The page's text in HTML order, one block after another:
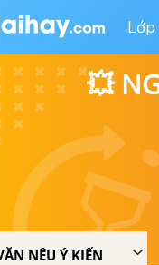
💥
NÊU Ý KIẾN